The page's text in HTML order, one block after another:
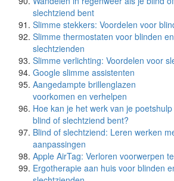
slechtziend bent
Slimme stekkers: Voordelen voor
Slimme thermostaten voor blinden en
slechtzienden
Slimme verlichting: Voordelen voor
Google slimme assistenten
Aangedampte brillenglazen
voorkomen en verhelpen
Hoe kan je het werk van je
blind of slechtziend bent?
Blind of slechtziend: Leren werken
aanpassingen
Apple AirTag: Verloren voorwerpen
Ergotherapie aan huis voor blinden